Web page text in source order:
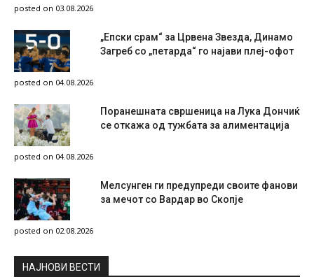
posted on 03.08.2026
„Епски срам“ за Црвена Звезда, Динамо
Загреб со „петарда“ го најави плеј-офот
posted on 04.08.2026
Поранешната свршеница на Лука Дончиќ
се откажа од тужбата за алиментација
posted on 04.08.2026
Мелсунген ги предупреди своите фанови
за мечот со Вардар во Скопје
posted on 02.08.2026
НAЈНОВИ ВЕСТИ